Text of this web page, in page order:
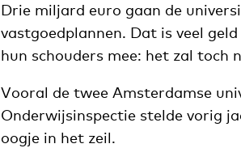
Drie miljard euro gaan de
vastgoedplannen. Dat is veel
hun schouders mee: het zal toch
Vooral de twee Amsterdamse
Onderwijsinspectie stelde vorig
oogje in het zeil.